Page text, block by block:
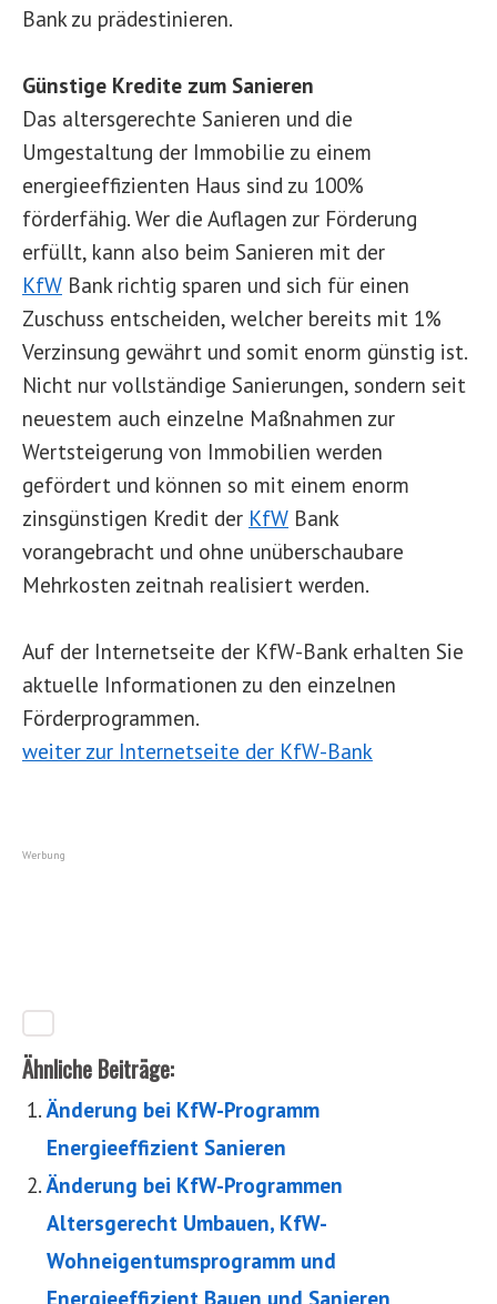
Bank zu prädestinieren.
Günstige Kredite zum Sanieren
Das altersgerechte Sanieren und die
Umgestaltung der Immobilie zu einem
energieeffizienten Haus sind zu 100%
förderfähig. Wer die Auflagen zur Förderung
erfüllt, kann also beim Sanieren mit der
KfW Bank richtig sparen und sich für einen
Zuschuss entscheiden, welcher bereits mit 1%
Verzinsung gewährt und somit enorm günstig ist.
Nicht nur vollständige Sanierungen, sondern seit
neuestem auch einzelne Maßnahmen zur
Wertsteigerung von Immobilien werden
gefördert und können so mit einem enorm
zinsgünstigen Kredit der KfW Bank
vorangebracht und ohne unüberschaubare
Mehrkosten zeitnah realisiert werden.
Auf der Internetseite der KfW-Bank erhalten Sie
aktuelle Informationen zu den einzelnen
Förderprogrammen.
weiter zur Internetseite der KfW-Bank
Werbung
Ähnliche Beiträge:
Änderung bei KfW-Programm
Energieeffizient Sanieren
Änderung bei KfW-Programmen
Altersgerecht Umbauen, KfW-
Wohneigentumsprogramm und
Energieeffizient Bauen und Sanieren